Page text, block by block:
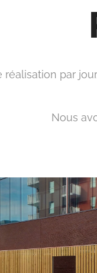
réalisation par
Nous